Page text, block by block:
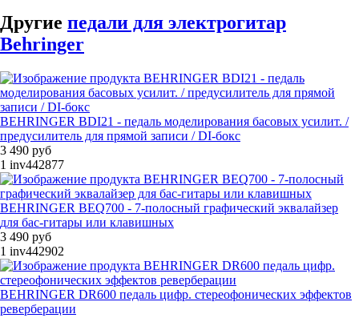
Другие педали для электрогитар
Behringer
BEHRINGER BDI21 - педаль моделирования басовых усилит. /
предусилитель для прямой записи / DI-бокс
3 490 руб
1 inv442877
BEHRINGER BEQ700 - 7-полосный графический эквалайзер
для бас-гитары или клавишных
3 490 руб
1 inv442902
BEHRINGER DR600 педаль цифр. стереофонических эффектов
реверберации